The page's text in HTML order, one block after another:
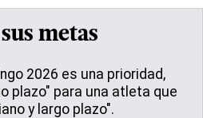
metas
2026 es una prioridad,
plazo" para una atleta que
y largo plazo".